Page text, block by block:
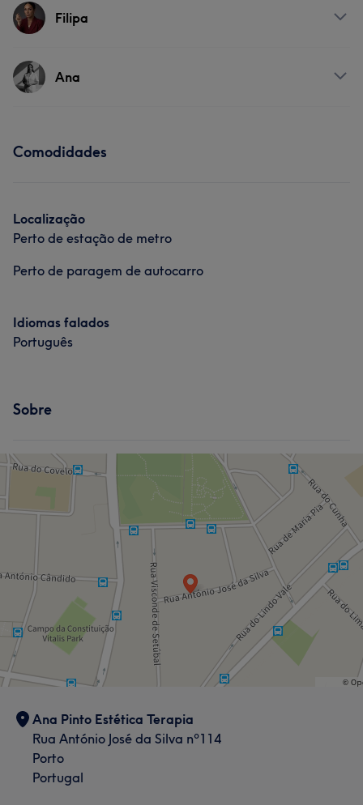
Filipa
ServiçosAna
Comodidades
Localização
Perto de estação de metro
Perto de paragem de autocarro
Idiomas falados
Português
Sobre
Ana Pinto Estética Terapia
Rua António José da Silva nº114
Porto
Portugal